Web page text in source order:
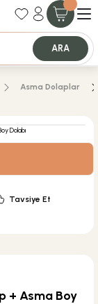
Alabilirsiniz.
ARA
Asma Dolaplar
Tavsiye Et
+ Asma Boy